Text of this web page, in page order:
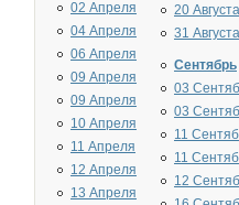
02 Апреля
04 Апреля
06 Апреля
09 Апреля
09 Апреля
10 Апреля
11 Апреля
12 Апреля
13 Апреля
20 Августа
31 Августа
Сентябрь
03
03
11
11
12